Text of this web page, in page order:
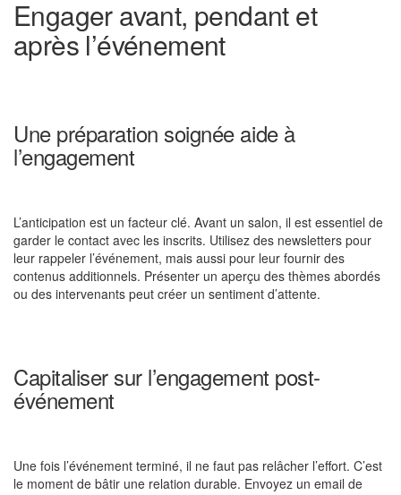
Engager avant, pendant et
après l’événement
Une préparation soignée aide à
l’engagement
L’anticipation est un facteur clé. Avant un salon, il est essentiel de
garder le contact avec les inscrits. Utilisez des newsletters pour
leur rappeler l’événement, mais aussi pour leur fournir des
contenus additionnels. Présenter un aperçu des thèmes abordés
ou des intervenants peut créer un sentiment d’attente.
Capitaliser sur l’engagement post-
événement
Une fois l’événement terminé, il ne faut pas relâcher l’effort. C’est
le moment de bâtir une relation durable. Envoyez un email de